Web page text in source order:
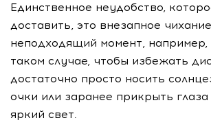
Единственное неудобство,
доставить, это внезапное
неподходящий момент, например,
таком случае, чтобы избежать
достаточно просто носить
очки или заранее прикрыть
яркий свет.